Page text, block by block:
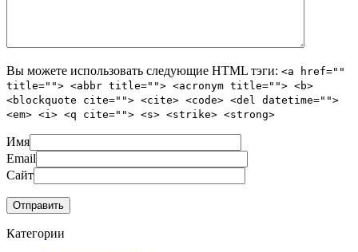
Вы можете использовать следующие HTML тэги: <a href=""
title=""> <abbr title=""> <acronym title=""> <b>
<blockquote cite=""> <cite> <code> <del datetime="">
<em> <i> <q cite=""> <s> <strike> <strong>
Имя
Email
Сайт
Категории